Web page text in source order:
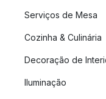
Serviços de Mesa
Cozinha & Culinária
Decoração de
Iluminação